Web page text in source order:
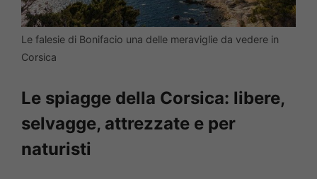
Le falesie di Bonifacio una delle meraviglie da vedere in
Corsica
Le spiagge della Corsica: libere,
selvagge, attrezzate e per
naturisti